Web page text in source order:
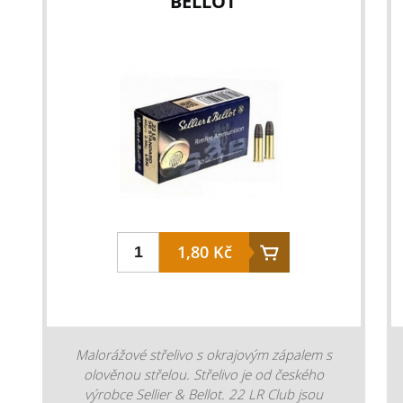
odběr.
1,80 Kč
Malorážové střelivo s okrajovým zápalem s
olověnou střelou. Střelivo je od českého
výrobce Sellier & Bellot. 22 LR Club jsou